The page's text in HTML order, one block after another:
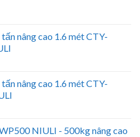
nâng cao 1.6 mét CTY-
nâng cao 1.6 mét CTY-
NIULI - 500kg nâng cao